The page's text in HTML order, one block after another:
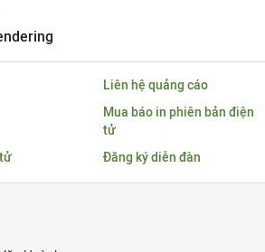
Liên hệ quảng cáo
Mua báo in phiên bản điện
tử
Đăng ký diễn đàn